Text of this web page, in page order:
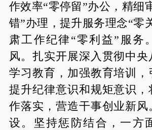
作效率“零停留”办公，精细
错”办理，提升服务理念“零
肃工作纪律“零利益”服务
风。扎实开展深入贯彻中央
学习教育，加强教育培训，
提升纪律意识和规矩意识，
作落实，营造干事创业新风
设。坚持惩防结合，一方